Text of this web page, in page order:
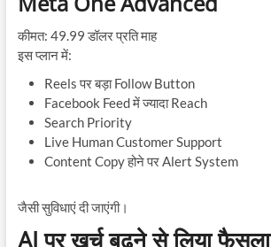
कीमत: 49.99 डॉलर प्रति माह
इस प्लान में:
Reels पर बड़ा Follow Button
Facebook Feed में ज्यादा Reach
Search Priority
Live Human Customer Support
Content Copy होने पर Alert System
जैसी सुविधाएं दी जाएंगी।
AI पर खर्च बढ़ने से लिया फैसला